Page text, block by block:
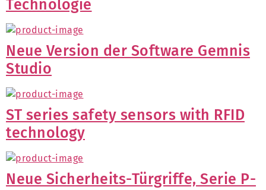
Technologie
Neue Version der Software Gemnis
Studio
ST series safety sensors with RFID
technology
Neue Sicherheits-Türgriffe, Serie P-